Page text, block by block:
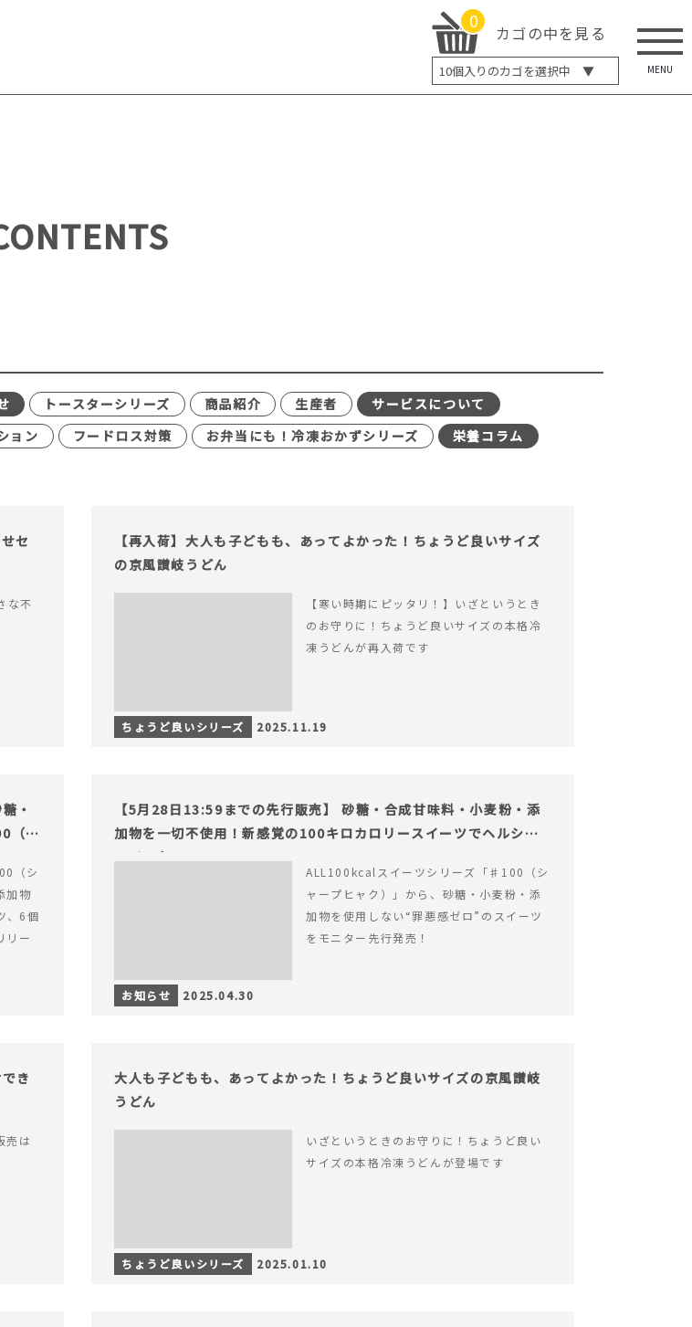
0
カゴの中を見る
10個入りのカゴを選択中 ▼
5個入り
MENU
トースターシリーズ 商品紹介 生産者
サービスについて
ョン フードロス対策 お弁当にも！冷凍おかずシリーズ
栄養コラム
セ
な不
【再入荷】大人も子どもも、あってよかった！ちょうど良いサイズ
の京風讃岐うどん
【寒い時期にピッタリ！】いざというとき
のお守りに！ちょうど良いサイズの本格冷
凍うどんが再入荷です
ちょうど良いシリーズ 2025.11.19
・
（シ
（シ
加物
、6個
リー
【5月28日13:59までの先行販売】 砂糖・合成甘味料・小麦粉・添
加物を一切不使用！新感覚の100キロカロリースイーツでヘルシー
ライフを。
ALL100kcalスイーツシリーズ「♯100（シ
ャープヒャク）」から、砂糖・小麦粉・添
加物を使用しない“罪悪感ゼロ”のスイーツ
をモニター先行発売！
お知らせ 2025.04.30
き
売は
大人も子どもも、あってよかった！ちょうど良いサイズの京風讃岐
うどん
いざというときのお守りに！ちょうど良い
サイズの本格冷凍うどんが登場です
ちょうど良いシリーズ 2025.01.10